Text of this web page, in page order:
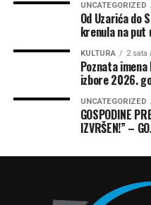
UNCATEGORIZED
Od Uzarića do
krenula na put
KULTURA 2 sata
Poznata
izbore 2026.
UNCATEGORIZED
GOSPODINE
IZVRŠEN!” –